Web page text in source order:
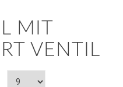
MIT
VENTIL